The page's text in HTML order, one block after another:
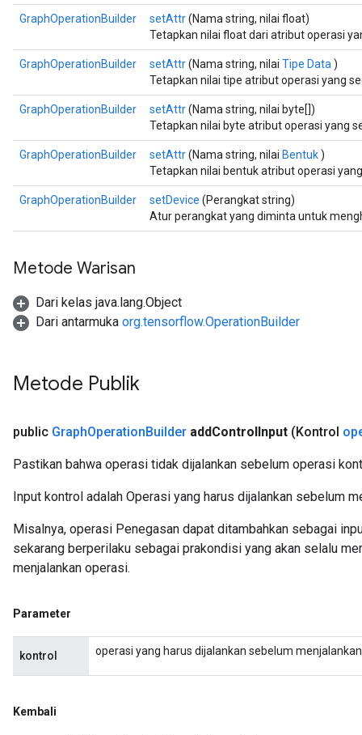
GraphOperationBuilder setAttr(Nama string, nilai float)
Tetapkan nilai float dari atribut operasi
GraphOperationBuilder setAttr(Nama string, nilai Tipe Data )
Tetapkan nilai tipe atribut operasi yang
GraphOperationBuilder setAttr(Nama string, nilai byte[])
Tetapkan nilai byte atribut operasi yang
GraphOperationBuilder setAttr(Nama string, nilai Bentuk)
Tetapkan nilai bentuk atribut operasi
GraphOperationBuilder setDevice (Perangkat string)
Atur perangkat yang diminta untuk
Metode Warisan
Dari kelas java.lang.Object
Dari antarmuka org.tensorflow.OperationBuilder
Metode Publik
public GraphOperationBuilder addControlInput (Kontrol
Pastikan bahwa operasi tidak dijalankan sebelum operasi
Input kontrol adalah Operasi yang harus dijalankan sebelum
Misalnya, operasi Penegasan dapat ditambahkan sebagai
sekarang berperilaku sebagai prakondisi yang akan selalu
menjalankan operasi.
Parameter
kontrol operasi yang harus dijalankan sebelum
Kembali